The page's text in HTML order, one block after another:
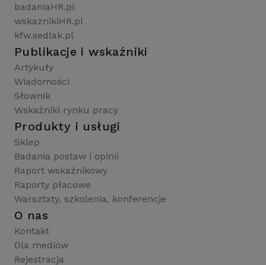
badaniaHR.pl
wskaznikiHR.pl
kfw.sedlak.pl
Publikacje i wskaźniki
Artykuły
Wiadomości
Słownik
Wskaźniki rynku pracy
Produkty i usługi
Sklep
Badania postaw i opinii
Raport wskaźnikowy
Raporty płacowe
Warsztaty, szkolenia, konferencje
O nas
Kontakt
Dla mediów
Rejestracja